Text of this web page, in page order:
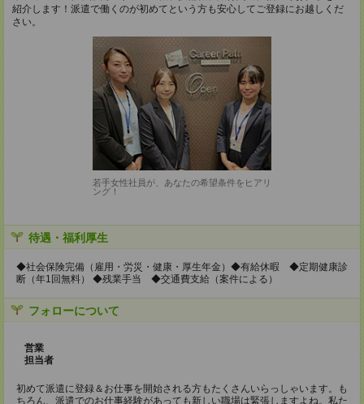
紹介します！派遣で働くのが初めてという方も安心してご登録にお越しくだ
さい。
若手女性社員が、あなたの希望条件をヒアリ
ング！
待遇・福利厚生
◆社会保険完備（雇用・労災・健康・厚生年金）◆有給休暇 ◆定期健康診
断（年1回無料） ◆残業手当 ◆交通費支給（案件による）
フォローについて
営業
担当者
初めて派遣に登録＆お仕事を開始される方もたくさんいらっしゃいます。も
ちろん、派遣でのお仕事経験があっても新しい職場は緊張しますよね。私た